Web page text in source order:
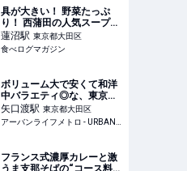
ーテインメント！
具が大きい！ 野菜たっぷ
り！ 西蒲田の人気スープカ
レー専門店が蓮沼へ移転 |
食べログマガジン
蓮沼駅 東京都大田区
食べログマガジン
ボリューム大で安くて和洋
中バラエティ◎な、東京ロ
ーカルな昭和な定食屋に胸
キュン♡（from矢口渡） |
アーバンライフメトロ -
矢口渡駅 東京都大田区
アーバンライフメトロ - URBAN LIFE METRO
フランス式濃厚カレーと激